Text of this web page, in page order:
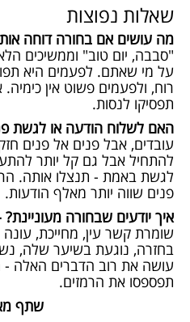
שאלות נפוצות
מה עושים אם בחורה דוחה
"סבבה, יום טוב" וממשיכים
על מי שאתם. לפעמים היא
רוח, ולפעמים פשוט אין
תפסיקו לנסות.
האם לשלוח הודעה או לגשת
עובדים, אבל פנים אל פנים
להתחיל אבל גם קל יותר
לגשת באמת - תנצלו אותה.
פנים שווה יותר מאלף הודעות.
איך יודעים שבחורה מעוניינת?
שומרת קשר עין, מחייכת,
בחזרה, נוגעת בשיער שלה,
עושה את רוב הדברים האלה -
תפספסו את הרמזים.
שתף